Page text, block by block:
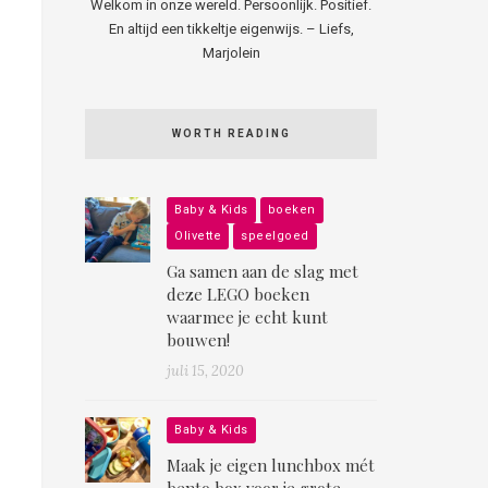
Welkom in onze wereld. Persoonlijk. Positief.
En altijd een tikkeltje eigenwijs. – Liefs,
Marjolein
WORTH READING
Baby & Kids
boeken
Olivette
speelgoed
Ga samen aan de slag met
deze LEGO boeken
waarmee je echt kunt
bouwen!
juli 15, 2020
Baby & Kids
Maak je eigen lunchbox mét